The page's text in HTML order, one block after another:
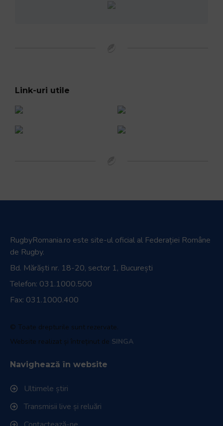
Link-uri utile
RugbyRomania.ro este site-ul oficial al Federației Române
de Rugby.
Bd. Mărăști nr. 18-20, sector 1, București
Telefon: 031.1000.500
Fax: 031.1000.400
© Toate drepturile sunt rezervate.
Website realizat și întreținut de SINGA
Navighează în website
Ultimele știri
Transmisii live și reluări